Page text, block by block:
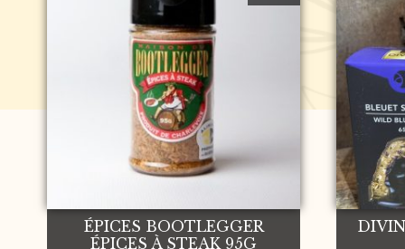
ÉPICES BOOTLEGGER
ÉPICES À STEAK 95G